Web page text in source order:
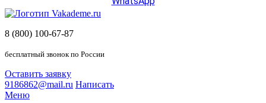
8 (800) 100-67-87
бесплатный звонок по России
Оставить заявку
9186862@mail.ru Написать
Меню